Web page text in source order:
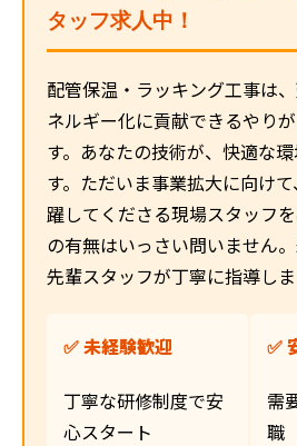
タッフ求人中！
配管保温・ラッキング工事は
ネルギー化に貢献できるやり
す。あなたの技術が、快適な
す。ただいま事業拡大に向け
躍してくださる現場スタッフ
の有無はいっさい問いません。
先輩スタッフが丁寧に指導しま
✅ 未経験歓迎
丁寧な研修制度で安
心スタート
✅
需
職